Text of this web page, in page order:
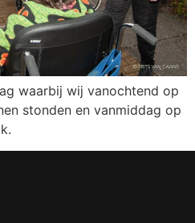
waarbij wij vanochtend op
stonden en vanmiddag op